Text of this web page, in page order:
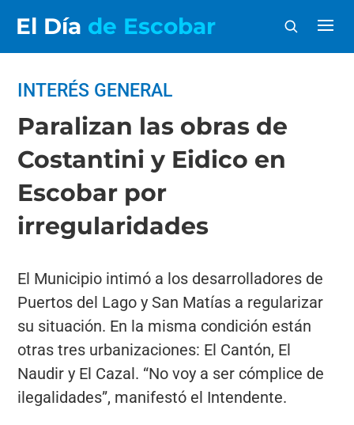
El Día de Escobar
INTERÉS GENERAL
Paralizan las obras de
Costantini y Eidico en
Escobar por
irregularidades
El Municipio intimó a los desarrolladores de
Puertos del Lago y San Matías a regularizar
su situación. En la misma condición están
otras tres urbanizaciones: El Cantón, El
Naudir y El Cazal. “No voy a ser cómplice de
ilegalidades”, manifestó el Intendente.